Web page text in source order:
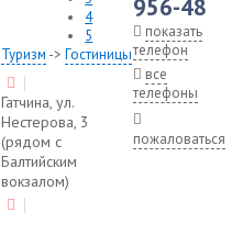
4
5
Туризм ->Гостиницы
Гатчина, ул.
Нестерова, 3
(рядом с
Балтийским
вокзалом)
956-48
показать
телефон
все
телефоны
пожаловаться